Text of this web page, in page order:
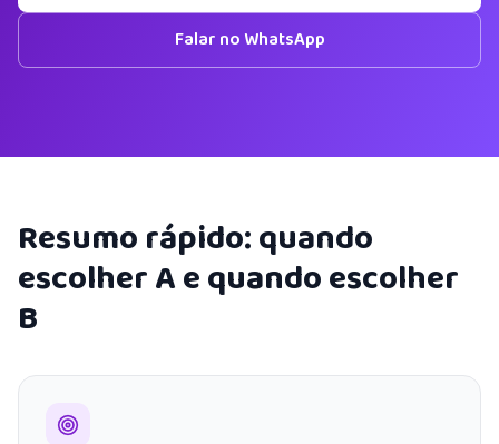
Falar no WhatsApp
Resumo rápido: quando
escolher A e quando escolher
B